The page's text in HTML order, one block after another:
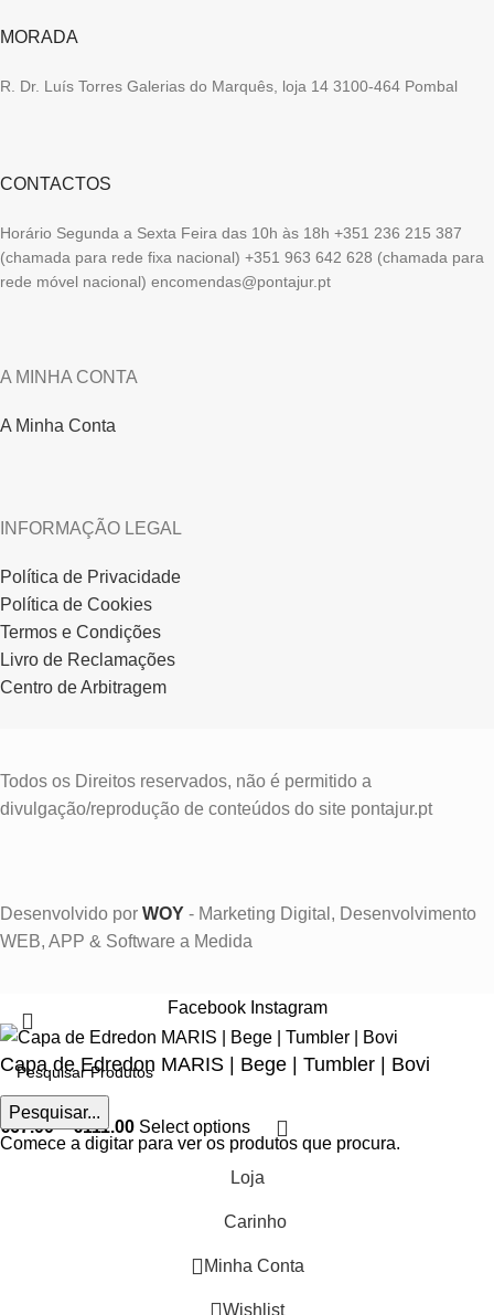
MORADA
R. Dr. Luís Torres Galerias do Marquês, loja 14 3100-464 Pombal
CONTACTOS
Horário Segunda a Sexta Feira das 10h às 18h +351 236 215 387
(chamada para rede fixa nacional) +351 963 642 628 (chamada para
rede móvel nacional) encomendas@pontajur.pt
A MINHA CONTA
A Minha Conta
INFORMAÇÃO LEGAL
Política de Privacidade
Política de Cookies
Termos e Condições
Livro de Reclamações
Centro de Arbitragem
Todos os Direitos reservados, não é permitido a
divulgação/reprodução de conteúdos do site pontajur.pt
Desenvolvido por WOY - Marketing Digital, Desenvolvimento
WEB, APP & Software a Medida
Pesquisar...
Comece a digitar para ver os produtos que procura.
Facebook Instagram
Capa de Edredon MARIS | Bege | Tumbler | Bovi
€67.00 – €111.00 Select options
Loja
Carinho
Minha Conta
Wishlist